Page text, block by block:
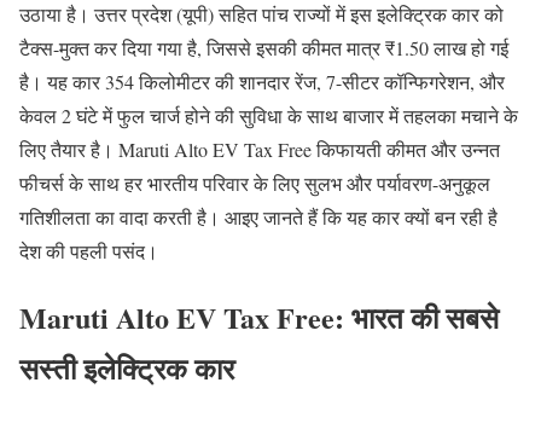
उठाया है। उत्तर प्रदेश (यूपी) सहित पांच राज्यों में इस इलेक्ट्रिक कार को
टैक्स-मुक्त कर दिया गया है, जिससे इसकी कीमत मात्र ₹1.50 लाख हो गई
है। यह कार 354 किलोमीटर की शानदार रेंज, 7-सीटर कॉन्फिगरेशन, और
केवल 2 घंटे में फुल चार्ज होने की सुविधा के साथ बाजार में तहलका मचाने के
लिए तैयार है। Maruti Alto EV Tax Free किफायती कीमत और उन्नत
फीचर्स के साथ हर भारतीय परिवार के लिए सुलभ और पर्यावरण-अनुकूल
गतिशीलता का वादा करती है। आइए जानते हैं कि यह कार क्यों बन रही है
देश की पहली पसंद।
Maruti Alto EV Tax Free: भारत की सबसे
सस्ती इलेक्ट्रिक कार